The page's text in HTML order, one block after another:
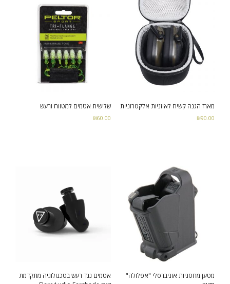
מארז הגנה קשיח לאוזניות אלקטרוניות
₪90.00
שלישית אטמים למטווח ורעש
₪60.00
מטען מחסניות אוניברסלי "אפלולה"
אטמים נגד רעש בטכנולוגיה מתקדמת